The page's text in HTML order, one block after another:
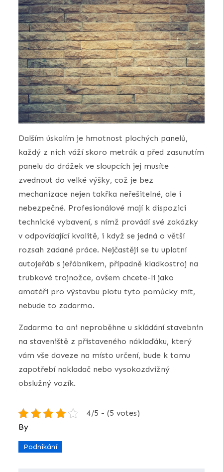
Dalším úskalím je hmotnost plochých panelů,
každý z nich váží skoro metrák a před zasunutím
panelu do drážek ve sloupcích jej musíte
zvednout do velké výšky, což je bez
mechanizace nejen takřka neřešitelné, ale i
nebezpečné. Profesionálové mají k dispozici
technické vybavení, s nímž provádí své zakázky
v odpovídající kvalitě, i když se jedná o větší
rozsah zadané práce. Nejčastěji se tu uplatní
autojeřáb s jeřábníkem, případně kladkostroj na
trubkové trojnožce, ovšem chcete-li jako
amatéři pro výstavbu plotu tyto pomůcky mít,
nebude to zadarmo.
Zadarmo to ani neproběhne u skládání stavebnin
na staveniště z přistaveného náklaďáku, který
vám vše doveze na místo určení, bude k tomu
zapotřebí nakladač nebo vysokozdvižný
obslužný vozík.
4/5 - (5 votes)
By
Podnikání